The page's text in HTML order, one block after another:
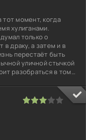
момент, когда
хулиганами.
только о
в драку, а затем и в
перестаёт быть
уличной стычкой
разобраться в том,